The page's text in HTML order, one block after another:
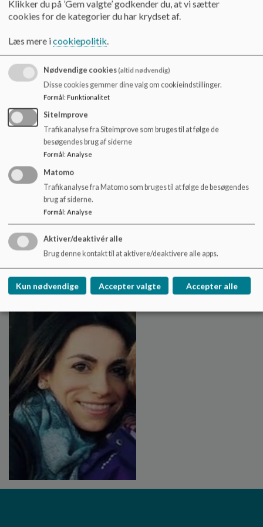
Herudover kan jeg være med til at understøtte samarbejdet
for en kontakt hertil. Jeg kan også guide videre til andre
offentlige eller frivillige tilbud.
Forældre kan også kontakte mig direkte og lave aftale om
råd og vejledning.
Kontaktoplysninger:
Skolesocialrådgiver Elina Gerginova Sørensen, tlf.
22535704 eller på Aula
Træffetider hver mandag og onsdag.
Klikker du på ’Gem valgte’ godkender du, at vi sætter
cookies for de kategorier du har krydset af.
Læs mere icookiepolitik.
Nødvendige cookies(altid nødvendig)
Disse cookies gemmer dine valg om cookieindstillinger.
Formål: Funktionalitet
SiteImprove
Trafikanalyse fra Siteimprove som bruges til at følge de
besøgendes brug af siderne
Formål : Analyse
Matomo
Trafikanalyse fra Matomo som bruges til at følge de besøgendes
brug af siderne.
Formål: Analyse
Aktiver/deaktivér alle
Brug denne kontakt til at aktivere/deaktivere alle apps.
Kun nødvendige Accepter valgte Accepter alle